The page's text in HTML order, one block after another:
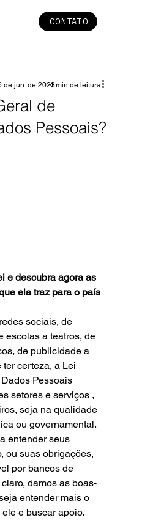
CONTATO
de
Pessoais?
de jun. de 20234 min de leitura
e descubra agora as
ela traz para o país
sociais, de
escolas a teatros, de
de publicidade a
certeza, a Lei
Pessoais
setores e serviços ,
seja na qualidade
ou governamental.
entender seus
ou suas obrigações,
por bancos de
damos as boas-
entender mais o
e buscar apoio.